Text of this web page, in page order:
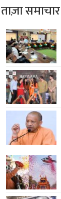
ताज़ा समाचार